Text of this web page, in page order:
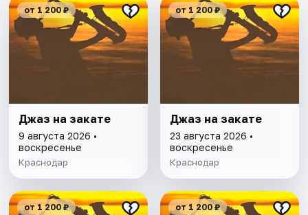
от 1 200 ₽
Джаз на закате
9 августа 2026 •
воскресенье
Краснодар
от 1 200 ₽
Джаз на закате
23 августа 2026 •
воскресенье
Краснодар
от 1 200 ₽ от 1 200 ₽